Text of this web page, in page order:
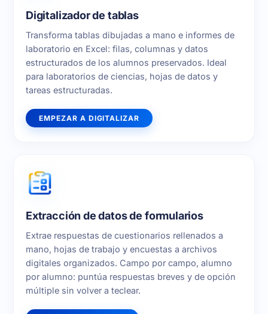
Digitalizador de tablas
Transforma tablas dibujadas a mano e informes de
laboratorio en Excel: filas, columnas y datos
estructurados de los alumnos preservados. Ideal
para laboratorios de ciencias, hojas de datos y
tareas estructuradas.
EMPEZAR A DIGITALIZAR
Extracción de datos de formularios
Extrae respuestas de cuestionarios rellenados a
mano, hojas de trabajo y encuestas a archivos
digitales organizados. Campo por campo, alumno
por alumno: puntúa respuestas breves y de opción
múltiple sin volver a teclear.